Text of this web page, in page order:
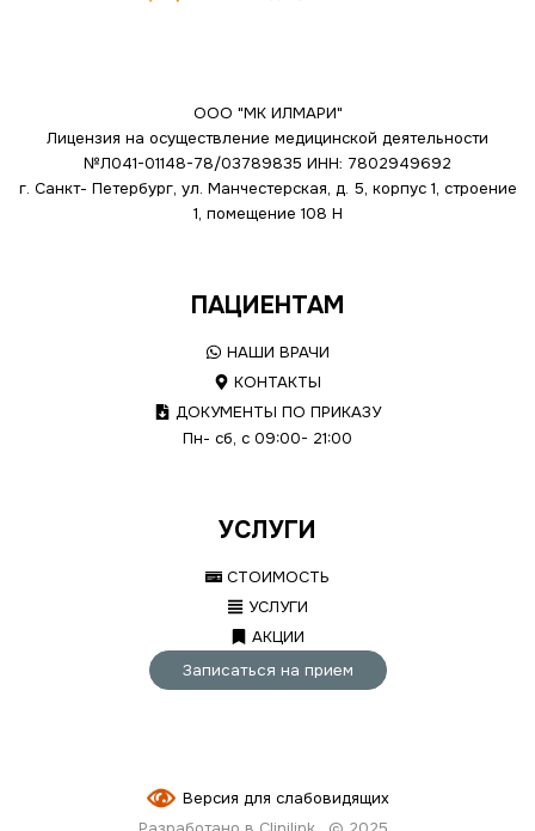
ООО "МК ИЛМАРИ"
Лицензия на осуществление медицинской деятельности
№Л041-01148-78/03789835 ИНН: 7802949692
г. Санкт- Петербург, ул. Манчестерская, д. 5, корпус 1, строение
1, помещение 108 Н
ПАЦИЕНТАМ
НАШИ ВРАЧИ
КОНТАКТЫ
ДОКУМЕНТЫ ПО ПРИКАЗУ
Пн- сб, с 09:00- 21:00
УСЛУГИ
СТОИМОСТЬ
УСЛУГИ
АКЦИИ
Записаться на прием
Версия для слабовидящих